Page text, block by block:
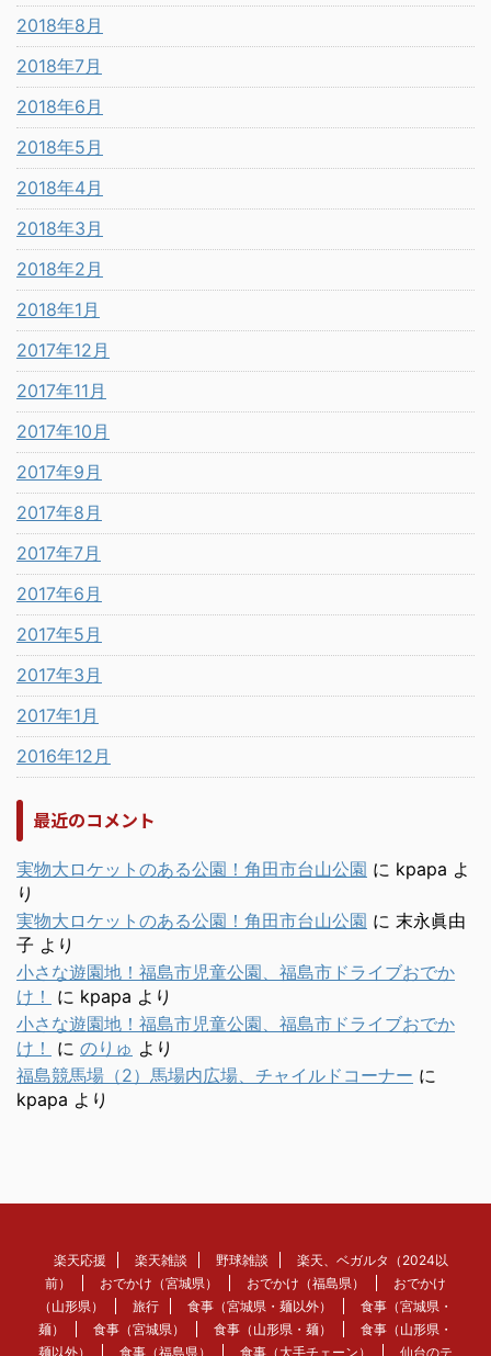
2018年8月
2018年7月
2018年6月
2018年5月
2018年4月
2018年3月
2018年2月
2018年1月
2017年12月
2017年11月
2017年10月
2017年9月
2017年8月
2017年7月
2017年6月
2017年5月
2017年3月
2017年1月
2016年12月
最近のコメント
実物大ロケットのある公園！角田市台山公園 に kpapa よ
り
実物大ロケットのある公園！角田市台山公園 に 末永眞由
子 より
小さな遊園地！福島市児童公園、福島市ドライブおでか
け！
に kpapa より
小さな遊園地！福島市児童公園、福島市ドライブおでか
け！
に のりゅ より
福島競馬場（2）馬場内広場、チャイルドコーナー に
kpapa より
楽天応援 楽天雑談 野球雑談
楽天、ベガルタ（2024以
前）
おでかけ（宮城県） おでかけ（福島県）
おでかけ
（山形県）
旅行 食事（宮城県・麺以外）
食事（宮城県・
麺）
食事（宮城県） 食事（山形県・麺）
食事（山形県・
麺以外）
食事（福島県） 食事（大手チェーン） 仙台のテ